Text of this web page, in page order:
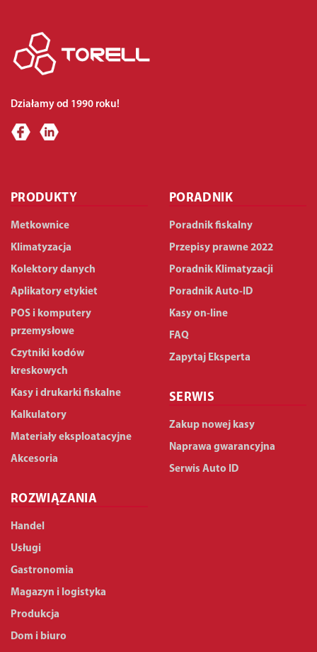
Działamy od 1990 roku!
PRODUKTY
Metkownice
Klimatyzacja
Kolektory danych
Aplikatory etykiet
POS i komputery
przemysłowe
Czytniki kodów
kreskowych
Kasy i drukarki fiskalne
Kalkulatory
Materiały eksploatacyjne
Akcesoria
ROZWIĄZANIA
Handel
Usługi
Gastronomia
Magazyn i logistyka
Produkcja
Dom i biuro
PORADNIK
Poradnik fiskalny
Przepisy prawne 2022
Poradnik Klimatyzacji
Poradnik Auto-ID
Kasy on-line
FAQ
Zapytaj Eksperta
SERWIS
Zakup nowej kasy
Naprawa gwarancyjna
Serwis Auto ID